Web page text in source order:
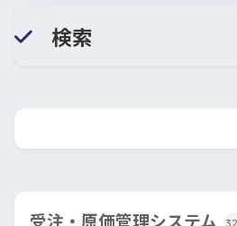
検索
受注・原価管理システム